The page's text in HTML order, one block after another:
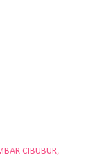
CIBUBUR